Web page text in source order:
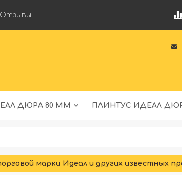
Отзывы
ДЮРА 80 ММ ПЛИНТУС ИДЕАЛ
марки Идеал и других известных